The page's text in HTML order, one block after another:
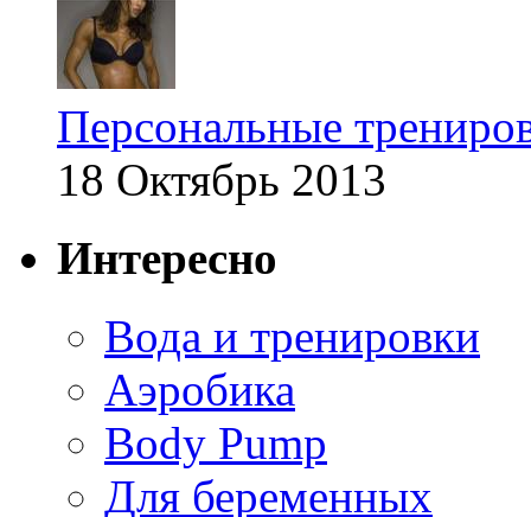
Персональные
18 Октябрь 2013
Интересно
Вода и тренировки
Аэробика
Body Pump
Для беременных